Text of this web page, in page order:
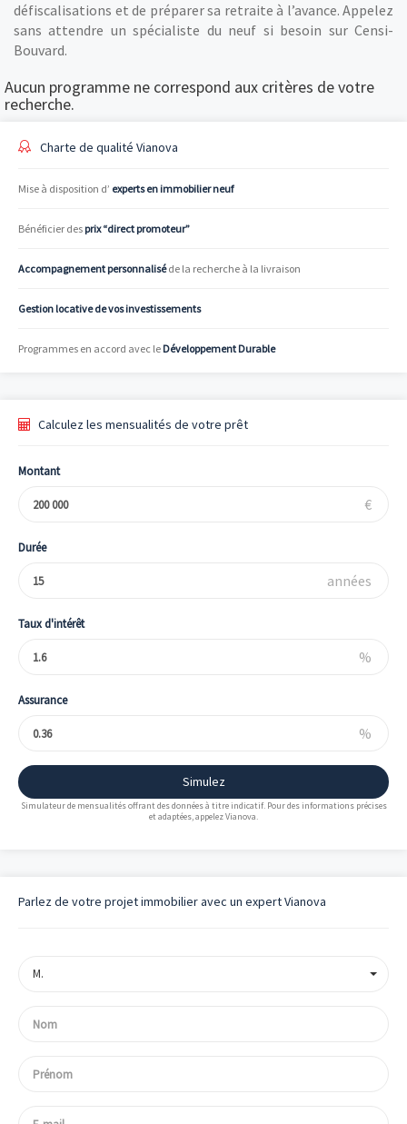
défiscalisations et de préparer sa retraite à l’avance. Appelez
sans attendre un spécialiste du neuf si besoin sur Censi-
Bouvard.
Aucun programme ne correspond aux critères de votre
recherche.
Charte de qualité Vianova
Mise à disposition d’ experts en immobilier neuf
Bénéficier des prix “direct promoteur”
Accompagnement personnaliséde la recherche à la livraison
Gestion locative de vos investissements
Programmes en accord avec le Développement Durable
Calculez les mensualités de votre prêt
Montant
€
Durée
années
Taux d'intérêt
%
Assurance
%
Simulez
Simulateur de mensualités offrant des données à titre indicatif. Pour des informations précises
et adaptées, appelez Vianova.
Parlez de votre projet immobilier avec un expert Vianova
M.